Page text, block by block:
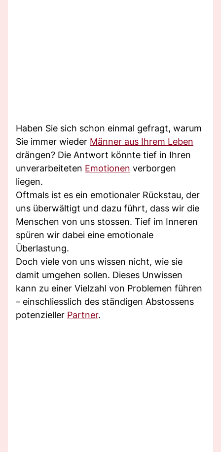
Haben Sie sich schon einmal gefragt, warum
Sie immer wieder Männer aus Ihrem Leben
drängen? Die Antwort könnte tief in Ihren
unverarbeiteten Emotionen verborgen
liegen.
Oftmals ist es ein emotionaler Rückstau, der
uns überwältigt und dazu führt, dass wir die
Menschen von uns stossen. Tief im Inneren
spüren wir dabei eine emotionale
Überlastung.
Doch viele von uns wissen nicht, wie sie
damit umgehen sollen. Dieses Unwissen
kann zu einer Vielzahl von Problemen führen
– einschliesslich des ständigen Abstossens
potenzieller Partner.